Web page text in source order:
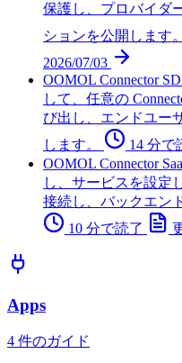
保護し、プロバイダ
ションを公開します。
2026/07/03
OOMOL Connector
して、任意の
び出し、エンドユー
します。
14 分で
OOMOL Connector
し、サービスを設定
接続し、バックエン
10 分で読了
Apps
4 件のガイド